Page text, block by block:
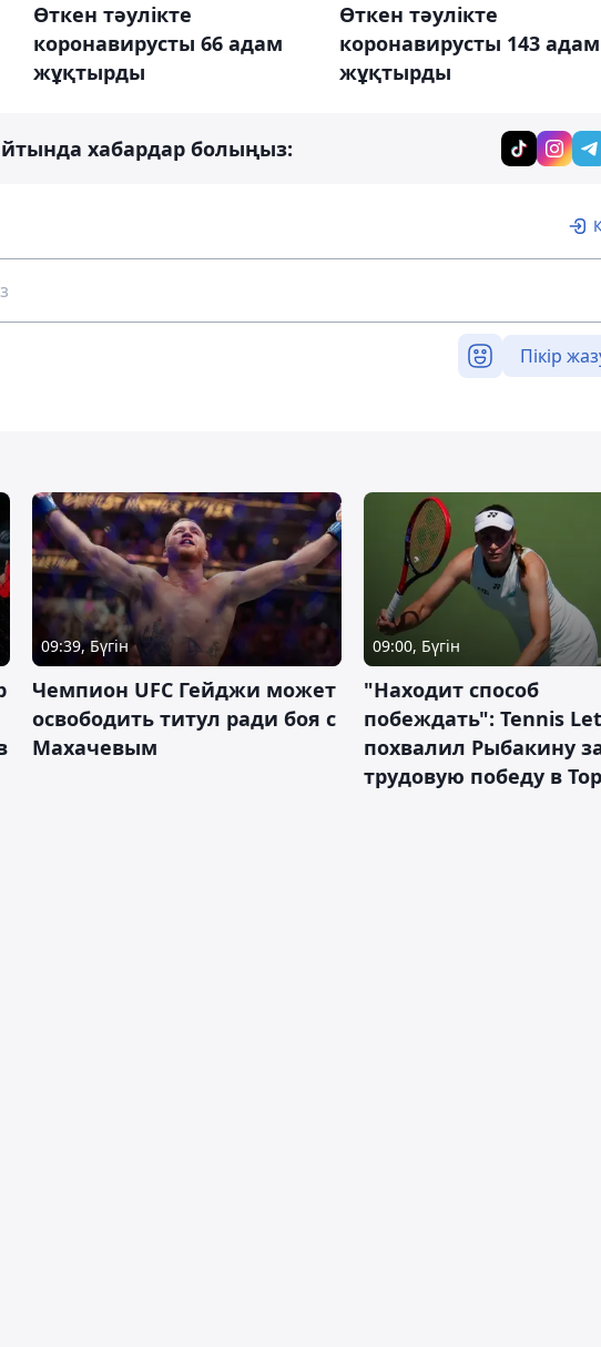
Өткен тәулікте
коронавирусты 66 адам
жұқтырды
Өткен тәулікте
коронавирусты 143 адам
жұқтырды
хабардар болыңыз:
Пікір
09:39, Бүгін
Чемпион UFC Гейджи может
освободить титул ради боя с
Махачевым
09:00, Бүгін
"Находит способ
побеждать": Tennis
похвалил Рыбакину
трудовую победу в